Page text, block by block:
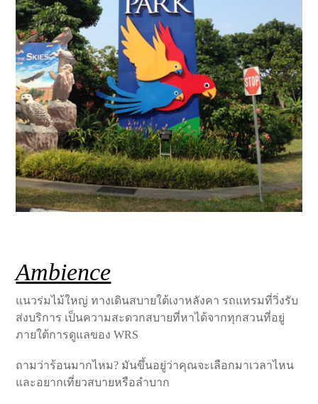
Ambience
แนวร่มไม้ใหญ่ ทางเดินสบายใต้เงาหลังคา รถแทรมที่วิ่งรับ
ส่งบริการ เป็นความสะดวกสบายที่หาได้จากทุกสวนที่อยู่
ภายใต้การดูแลของ WRS
ถามว่าร้อนมากไหม? มันขึ้นอยู่ว่าคุณจะเลือกมาเวลาไหน
และอยากเที่ยวสบายหรือลำบาก